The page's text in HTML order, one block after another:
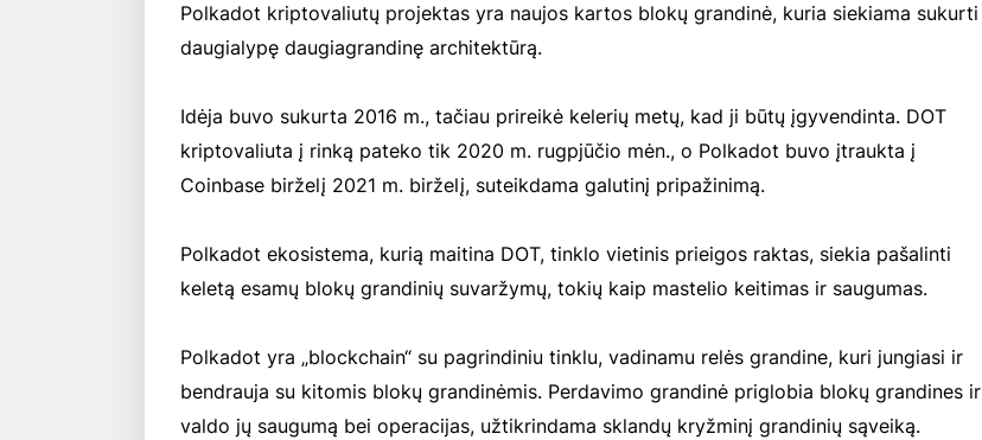
Polkadot kriptovaliutų projektas yra naujos kartos blokų grandinė, kuria siekiama sukurti
daugialypę daugiagrandinę architektūrą.
Idėja buvo sukurta 2016 m., tačiau prireikė kelerių metų, kad ji būtų įgyvendinta. DOT
kriptovaliuta į rinką pateko tik 2020 m. rugpjūčio mėn., o Polkadot buvo įtraukta į
Coinbase birželį 2021 m. birželį, suteikdama galutinį pripažinimą.
Polkadot ekosistema, kurią maitina DOT, tinklo vietinis prieigos raktas, siekia pašalinti
keletą esamų blokų grandinių suvaržymų, tokių kaip mastelio keitimas ir saugumas.
Polkadot yra „blockchain“ su pagrindiniu tinklu, vadinamu relės grandine, kuri jungiasi ir
bendrauja su kitomis blokų grandinėmis. Perdavimo grandinė priglobia blokų grandines ir
valdo jų saugumą bei operacijas, užtikrindama sklandų kryžminį grandinių sąveiką.